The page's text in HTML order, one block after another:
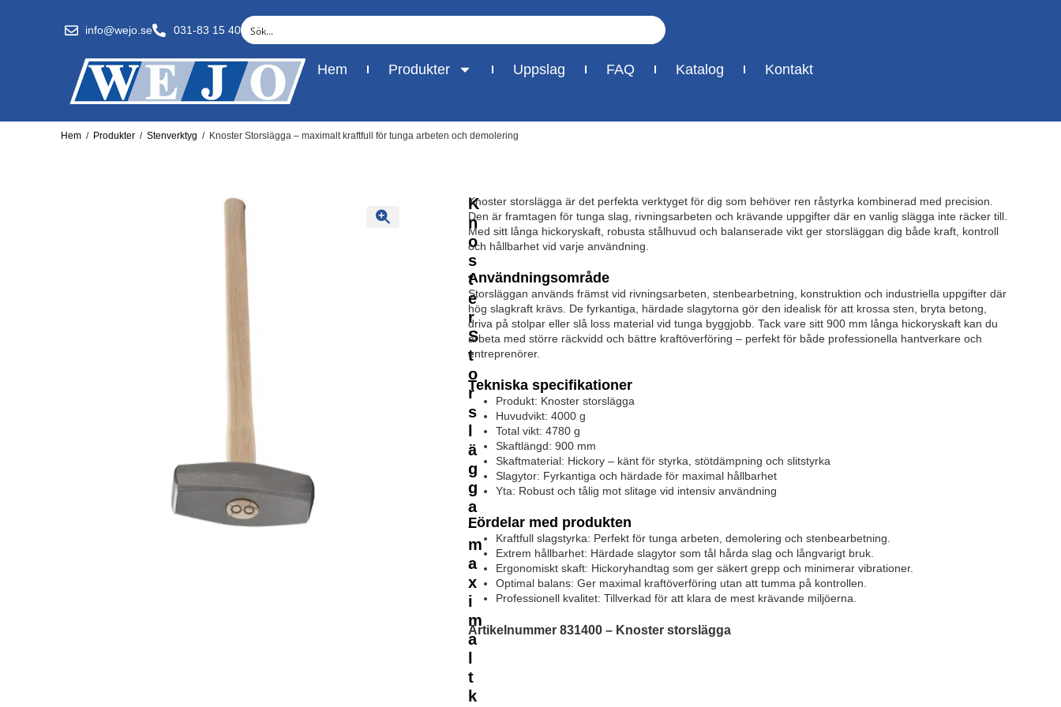
info@wejo.se 031-83 15 40
Hem Produkter Uppslag FAQ Katalog Kontakt
Hem / Produkter / Stenverktyg / Knoster Storslägga – maximalt kraftfull för tunga arbeten och demolering
K
n
o
s
t
e
r
S
t
o
r
s
ä
g
g
a
–
m
a
x
i
m
a
t
k
Knoster storslägga är det perfekta verktyget för dig som behöver ren råstyrka kombinerad med precision.
Den är framtagen för tunga slag, rivningsarbeten och krävande uppgifter där en vanlig slägga inte räcker till.
Med sitt långa hickoryskaft, robusta stålhuvud och balanserade vikt ger storsläggan dig både kraft, kontroll
och hållbarhet vid varje användning.
Användningsområde
Storsläggan används främst vid rivningsarbeten, stenbearbetning, konstruktion och industriella uppgifter där
hög slagkraft krävs. De fyrkantiga, härdade slagytorna gör den idealisk för att krossa sten, bryta betong,
driva på stolpar eller slå loss material vid tunga byggjobb. Tack vare sitt 900 mm långa hickoryskaft kan du
arbeta med större räckvidd och bättre kraftöverföring – perfekt för både professionella hantverkare och
entreprenörer.
Tekniska specifikationer
Produkt: Knoster storslägga
Huvudvikt: 4000 g
Total vikt: 4780 g
Skaftlängd: 900 mm
Skaftmaterial: Hickory – känt för styrka, stötdämpning och slitstyrka
Slagytor: Fyrkantiga och härdade för maximal hållbarhet
Yta: Robust och tålig mot slitage vid intensiv användning
Fördelar med produkten
Kraftfull slagstyrka: Perfekt för tunga arbeten, demolering och stenbearbetning.
Extrem hållbarhet: Härdade slagytor som tål hårda slag och långvarigt bruk.
Ergonomiskt skaft: Hickoryhandtag som ger säkert grepp och minimerar vibrationer.
Optimal balans: Ger maximal kraftöverföring utan att tumma på kontrollen.
Professionell kvalitet: Tillverkad för att klara de mest krävande miljöerna.
Artikelnummer 831400 – Knoster storslägga